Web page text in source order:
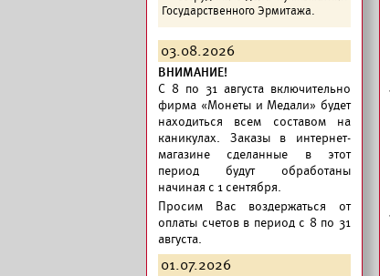
Государственного Эрмитажа.
03.08.2026
ВНИМАНИЕ!
C 8 по 31 августа включительно
фирма «Монеты и Медали» будет
находиться всем составом на
каникулах. Заказы в интернет-
магазине сделанные в этот
период будут обработаны
начиная с 1 сентября.
Просим Вас воздержаться от
оплаты счетов в период с 8 по 31
августа.
01.07.2026